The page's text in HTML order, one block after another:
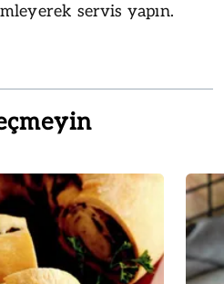
servis yapın.